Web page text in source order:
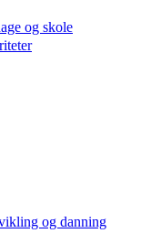
og skole
og danning